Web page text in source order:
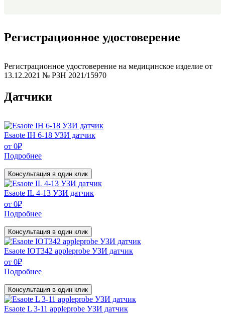
Регистрационное удостоверение
Регистрационное удостоверение на медицинское изделие от
13.12.2021 № РЗН 2021/15970
Датчики
Esaote IH 6-18 УЗИ датчик
от 0₽
Подробнее
Консультация в один клик
Esaote IL 4-13 УЗИ датчик
от 0₽
Подробнее
Консультация в один клик
Esaote IOT342 appleprobe УЗИ датчик
от 0₽
Подробнее
Консультация в один клик
Esaote L 3-11 appleprobe УЗИ датчик